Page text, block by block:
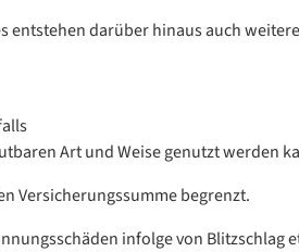
darüber hinaus auch
Art und Weise genutzt werden
Versicherungssumme begrenzt.
infolge von Blitzschlag